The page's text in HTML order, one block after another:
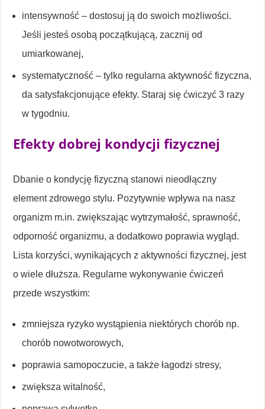
intensywność – dostosuj ją do swoich możliwości.
Jeśli jesteś osobą początkującą, zacznij od
umiarkowanej,
systematyczność – tylko regularna aktywność fizyczna,
da satysfakcjonujące efekty. Staraj się ćwiczyć 3 razy
w tygodniu.
Efekty dobrej kondycji fizycznej
Dbanie o kondycję fizyczną stanowi nieodłączny
element zdrowego stylu. Pozytywnie wpływa na nasz
organizm m.in. zwiększając wytrzymałość, sprawność,
odporność organizmu, a dodatkowo poprawia wygląd.
Lista korzyści, wynikających z aktywności fizycznej, jest
o wiele dłuższa. Regularne wykonywanie ćwiczeń
przede wszystkim:
zmniejsza ryzyko wystąpienia niektórych chorób np.
chorób nowotworowych,
poprawia samopoczucie, a także łagodzi stresy,
zwiększa witalność,